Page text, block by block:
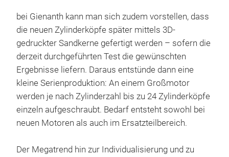
bei Gienanth kann man sich zudem vorstellen, dass
die neuen Zylinderköpfe später mittels 3D-
gedruckter Sandkerne gefertigt werden – sofern die
derzeit durchgeführten Test die gewünschten
Ergebnisse liefern. Daraus entstünde dann eine
kleine Serienproduktion: An einem Großmotor
werden je nach Zylinderzahl bis zu 24 Zylinderköpfe
einzeln aufgeschraubt. Bedarf entsteht sowohl bei
neuen Motoren als auch im Ersatzteilbereich.
Der Megatrend hin zur Individualisierung und zu